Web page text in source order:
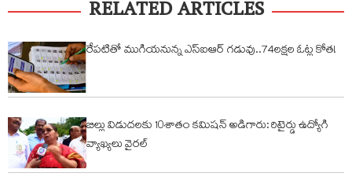
RELATED ARTICLES
రేపటితో ముగియనున్న ఎస్‌ఐఆర్ గడువు..74లక్షల ఓట్ల కోత!
బిల్లు విడుదలకు 10శాతం కమిషన్ అడిగారు: రిటైర్డు ఉద్యోగి
వ్యాఖ్యలు వైరల్